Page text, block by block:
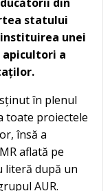
statului
unei
a
în plenul
toate proiectele
însă a
aflată pe
literă după un
AUR.